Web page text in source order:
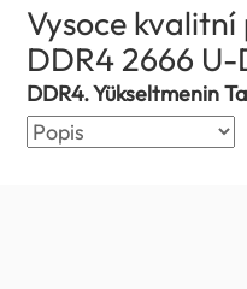
Vysoce
DDR4 2666
DDR4. Yükseltmenin